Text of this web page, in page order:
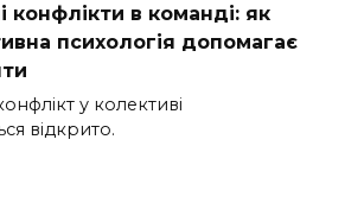
конфлікти в команді: як
психологія допомагає
у колективі
відкрито.